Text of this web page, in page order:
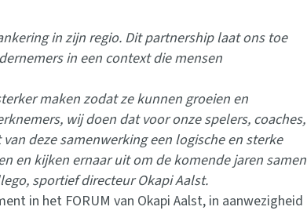
in zijn regio. Dit partnership laat ons toe
in een context die mensen
maken zodat ze kunnen groeien en
wij doen dat voor onze spelers, coaches,
deze samenwerking een logische en sterke
en kijken ernaar uit om de komende jaren samen
sportief directeur Okapi Aalst.
in het FORUM van Okapi Aalst, in aanwezigheid